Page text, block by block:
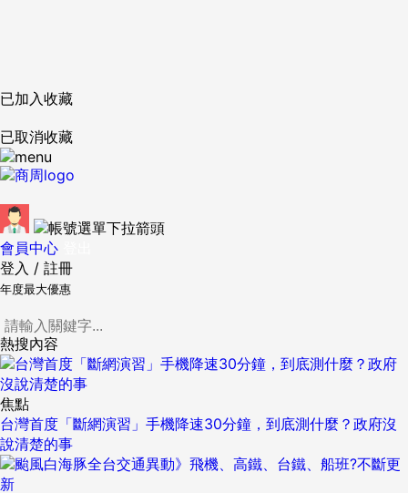
已加入收藏
已取消收藏
會員中心
登入 / 註冊
年度最大優惠
熱搜內容
焦點
台灣首度「斷網演習」手機降速30分鐘，到底測什麼？政府沒
說清楚的事